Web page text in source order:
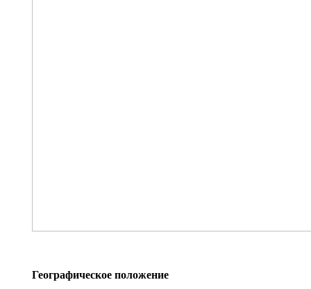
Географическое положение